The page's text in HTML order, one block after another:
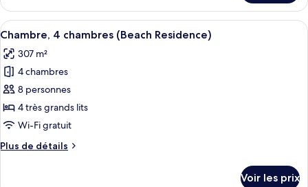
en
front
de
mer
(Residence)
le
type
de
Chambre,
3
en
front
de
mer
(Residence)
Afficher
toutes
les
photos
pour
ce
type
chambre :
Un espace de détente aménagé au
13
Chambre, 4 chambres (Beach Residence)
307 m²
4 chambres
8 personnes
4 très grands lits
Wi-Fi gratuit
Plus de détails
Plus
Voir les prix